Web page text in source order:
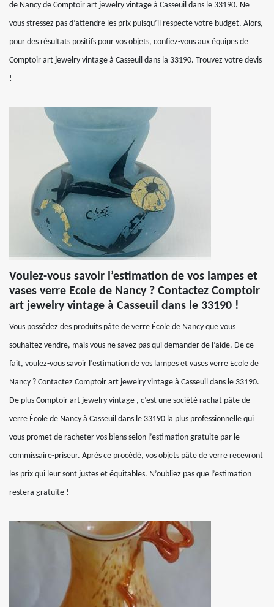
de Nancy de Comptoir art jewelry vintage à Casseuil dans le 33190. Ne
vous stressez pas d’attendre les prix puisqu’il respecte votre budget. Alors,
pour des résultats positifs pour vos objets, confiez-vous aux équipes de
Comptoir art jewelry vintage à Casseuil dans la 33190. Trouvez votre devis
!
Voulez-vous savoir l’estimation de vos lampes et
vases verre Ecole de Nancy ? Contactez Comptoir
art jewelry vintage à Casseuil dans le 33190 !
Vous possédez des produits pâte de verre École de Nancy que vous
souhaitez vendre, mais vous ne savez pas qui demander de l’aide. De ce
fait, voulez-vous savoir l’estimation de vos lampes et vases verre Ecole de
Nancy ? Contactez Comptoir art jewelry vintage à Casseuil dans le 33190.
De plus Comptoir art jewelry vintage , c’est une société rachat pâte de
verre École de Nancy à Casseuil dans le 33190 la plus professionnelle qui
vous promet de racheter vos biens selon l’estimation gratuite par le
commissaire-priseur. Après ce procédé, vos objets pâte de verre recevront
les prix qui leur sont justes et équitables. N’oubliez pas que l’estimation
restera gratuite !